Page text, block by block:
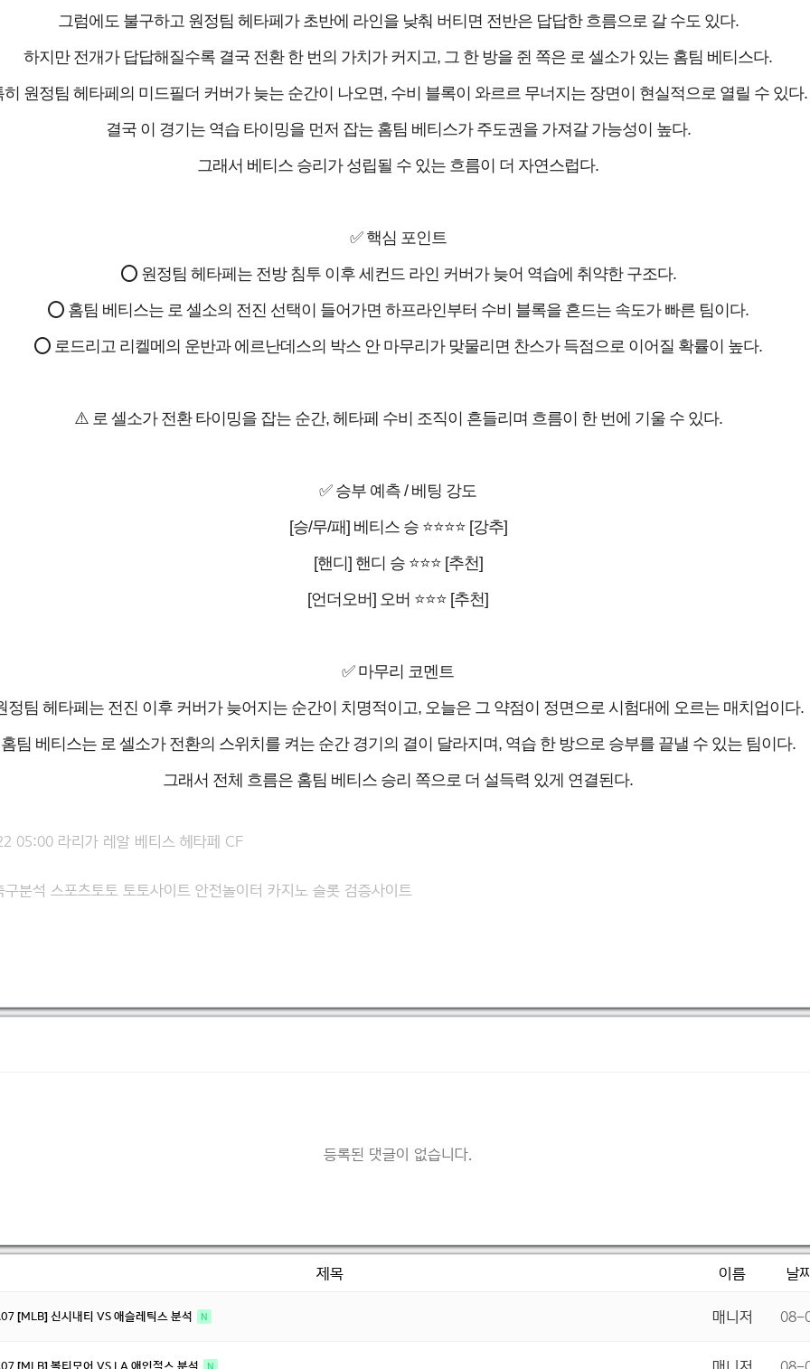
그럼에도 불구하고 원정팀 헤타페가 초반에 라인을 낮춰 버티면 전반은 답답한 흐름으로 갈 수도 있다.
하지만 전개가 답답해질수록 결국 전환 한 번의 가치가 커지고, 그 한 방을 쥔 쪽은 로 셀소가 있는 홈팀 베티스다.
히 원정팀 헤타페의 미드필더 커버가 늦는 순간이 나오면, 수비 블록이 와르르 무너지는 장면이 현실적으로 열릴 수 있다.
결국 이 경기는 역습 타이밍을 먼저 잡는 홈팀 베티스가 주도권을 가져갈 가능성이 높다.
그래서 베티스 승리가 성립될 수 있는 흐름이 더 자연스럽다.
✅ 핵심 포인트
⭕ 원정팀 헤타페는 전방 침투 이후 세컨드 라인 커버가 늦어 역습에 취약한 구조다.
⭕ 홈팀 베티스는 로 셀소의 전진 선택이 들어가면 하프라인부터 수비 블록을 흔드는 속도가 빠른 팀이다.
⭕ 로드리고 리켈메의 운반과 에르난데스의 박스 안 마무리가 맞물리면 찬스가 득점으로 이어질 확률이 높다.
⚠️ 로 셀소가 전환 타이밍을 잡는 순간, 헤타페 수비 조직이 흔들리며 흐름이 한 번에 기울 수 있다.
✅ 승부 예측 / 베팅 강도
[승/무/패] 베티스 승 ⭐⭐⭐⭐ [강추]
[핸디] 핸디 승 ⭐⭐⭐ [추천]
[언더오버] 오버 ⭐⭐⭐ [추천]
✅ 마무리 코멘트
정팀 헤타페는 전진 이후 커버가 늦어지는 순간이 치명적이고, 오늘은 그 약점이 정면으로 시험대에 오르는 매치업이다.
홈팀 베티스는 로 셀소가 전환의 스위치를 켜는 순간 경기의 결이 달라지며, 역습 한 방으로 승부를 끝낼 수 있는 팀이다.
그래서 전체 흐름은 홈팀 베티스 승리 쪽으로 더 설득력 있게 연결된다.
05:00 라리가 레알 베티스 헤타페 CF
구분석 스포츠토토 토토사이트 안전놀이터 카지노 슬롯 검증사이트
등록된 댓글이 없습니다.
제목 이름 날
[MLB] 신시내티 VS 애슬레틱스 분석 N 매니저 08-
[MLB] 볼티모어 VS LA 애인절스 분석